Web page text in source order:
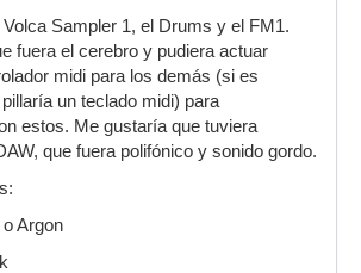
Sampler 1, el Drums y el FM1.
fuera el cerebro y pudiera actuar
midi para los demás (si es
un teclado midi) para
estos. Me gustaría que tuviera
que fuera polifónico y sonido gordo.
Argon